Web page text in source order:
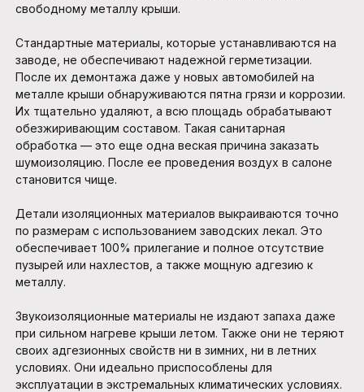
свободному металлу крыши.
Стандартные материалы, которые устанавливаются на
заводе, не обеспечивают надежной герметизации.
После их демонтажа даже у новых автомобилей на
металле крыши обнаруживаются пятна грязи и коррозии.
Их тщательно удаляют, а всю площадь обрабатывают
обезжиривающим составом. Такая санитарная
обработка — это еще одна веская причина заказать
шумоизоляцию. После ее проведения воздух в салоне
становится чище.
Детали изоляционных материалов выкраиваются точно
по размерам с использованием заводских лекал. Это
обеспечивает 100% прилегание и полное отсутствие
пузырей или нахлестов, а также мощную адгезию к
металлу.
Звукоизоляционные материалы не издают запаха даже
при сильном нагреве крыши летом. Также они не теряют
своих адгезионных свойств ни в зимних, ни в летних
условиях. Они идеально приспособлены для
эксплуатации в экстремальных климатических условиях.